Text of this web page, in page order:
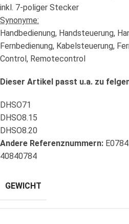
inkl. 7-poliger Stecker
Synonyme:
Handbedienung, Handsteuerung,
Fernbedienung, Kabelsteuerung,
Control, Remotecontrol
Dieser Artikel passt u.a. zu
DHSO71
DHSO8.15
DHSO8.20
Andere Referenznummern:
40840784
GEWICHT